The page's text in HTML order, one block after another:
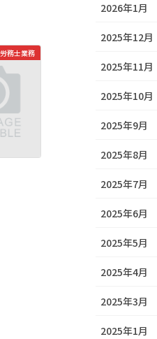
務士業務
2026年1月
2025年12月
2025年11月
2025年10月
2025年9月
2025年8月
2025年7月
2025年6月
2025年5月
2025年4月
2025年3月
2025年1月